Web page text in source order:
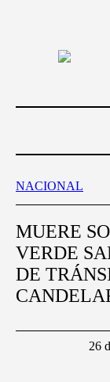
NACIONAL
MUERE
VERDE
DE
26